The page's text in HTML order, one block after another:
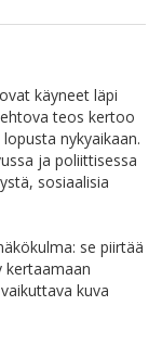
käyneet läpi
teos kertoo
nykyaikaan.
ja poliittisessa
sosiaalisia
se piirtää
kertaamaan
kuva